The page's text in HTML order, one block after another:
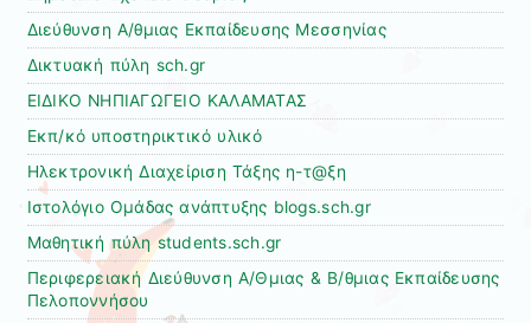
Διεύθυνση Α/θμιας Εκπαίδευσης Μεσσηνίας
Δικτυακή πύλη sch.gr
ΕΙΔΙΚΟ ΝΗΠΙΑΓΩΓΕΙΟ ΚΑΛΑΜΑΤΑΣ
Εκπ/κό υποστηρικτικό υλικό
Ηλεκτρονική Διαχείριση Τάξης η-τ@ξη
Ιστολόγιο Ομάδας ανάπτυξης blogs.sch.gr
Μαθητική πύλη students.sch.gr
Περιφερειακή Διεύθυνση Α/Θμιας & Β/θμιας Εκπαίδευσης
Πελοποννήσου